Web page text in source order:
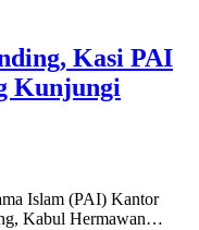
Kasi PAI
Kunjungi
Islam (PAI) Kantor
Kabul Hermawan…